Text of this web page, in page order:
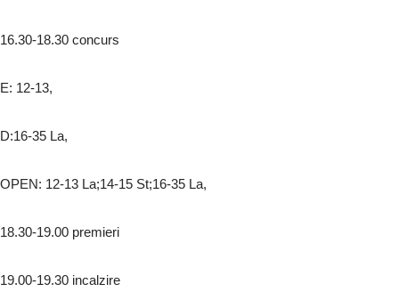
16.30-18.30 concurs
E: 12-13,
D:16-35 La,
OPEN: 12-13 La;14-15 St;16-35 La,
18.30-19.00 premieri
19.00-19.30 incalzire